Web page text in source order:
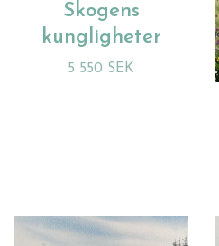
Skogens
kungligheter
5 550 SEK